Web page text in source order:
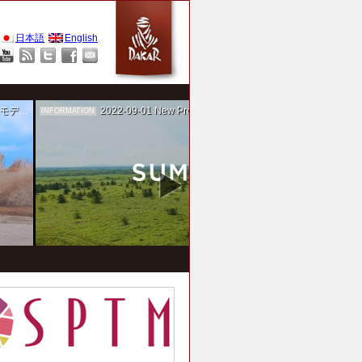
日本語 English
担当 INFORMATION 2022-09-01 New Project！ 未来SUMIKA実験箱